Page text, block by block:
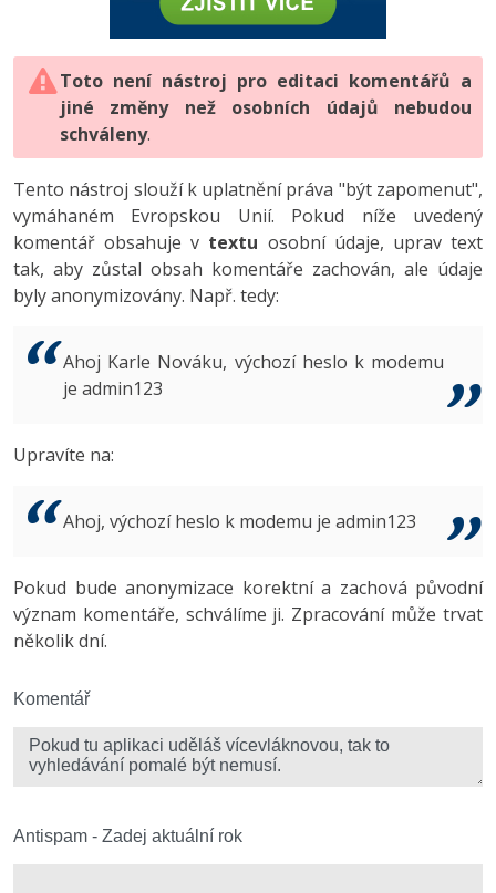
HTML5, CSS3, Bootstrap, SEO
SQL a databáze
Testování a verzování
UML a návrhové vzory
React
Spring
ASP.NET MVC
Best practices
PHP
JavaScript
Python
HTML / CSS
UML a návrhové vzory
MySQL/MariaDB
MS-SQL
Vývojář mobilních aplikací
C# Game developer
Tester
Systémový administrátor
3D grafik
Copywriter
WordPress specialista
-80%
JavaScript -80%
PHP -80%
Swift -80%
Kotlin -80%
VB.NET
Algoritmy -41%
Umělá inteligence (AI) -10%
Fórum
Digitální gramotnost
Marketing
WordPress
SEO
UX
Business
Copywriting
Windows
Kybernetická bezpečnost
Photoshop -80%
Adobe Illustrator -80%
Adobe Lightroom
Adobe XD
Adobe InDesign -25%
Adobe After Effects
Inkscape
Fórum
Toto není nástroj pro editaci komentářů a
jiné změny než osobních údajů nebudou
schváleny.
Tento nástroj slouží k uplatnění práva "být zapomenut",
vymáhaném Evropskou Unií. Pokud níže uvedený
komentář obsahuje v textu osobní údaje, uprav text
tak, aby zůstal obsah komentáře zachován, ale údaje
byly anonymizovány. Např. tedy:
Ahoj Karle Nováku, výchozí heslo k modemu
je admin123
Upravíte na:
Ahoj, výchozí heslo k modemu je admin123
Pokud bude anonymizace korektní a zachová původní
význam komentáře, schválíme ji. Zpracování může trvat
několik dní.
Komentář
Antispam - Zadej aktuální rok